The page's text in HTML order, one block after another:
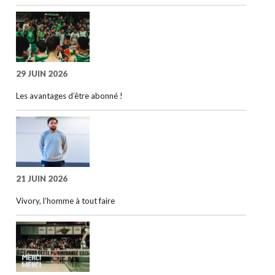
29 JUIN 2026
Les avantages d’être abonné !
21 JUIN 2026
Vivory, l’homme à tout faire